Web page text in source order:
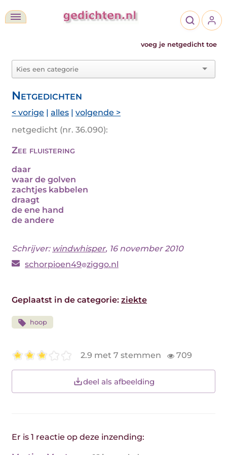
voeg je netgedicht toe
Netgedichten
< vorige | alles | volgende >
netgedicht (nr. 36.090):
Zee fluistering
daar
waar de golven
zachtjes kabbelen
draagt
de ene hand
de andere
Schrijver: windwhisper, 16 november 2010
schorpioen49 ziggo.nl
Geplaatst in de categorie: ziekte
hoop
2.9 met 7 stemmen 709
deel als afbeelding
Er is 1 reactie op deze inzending: